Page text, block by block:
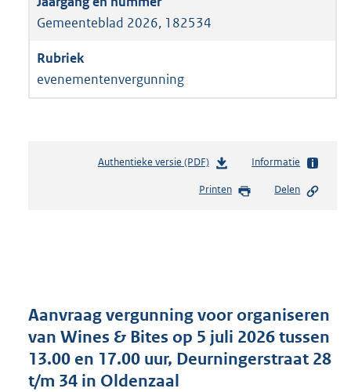
Gemeenteblad 2026, 182534
evenementenvergunning
Authentieke versie (PDF)b
s
r
o
t
Informatie
Printen Delen
Aanvraag vergunning voor organiseren
van Wines & Bites op 5 juli 2026 tussen
13.00 en 17.00 uur, Deurningerstraat 28
t/m 34 in Oldenzaal